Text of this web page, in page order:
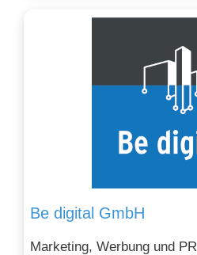
Be digital GmbH
Marketing, Werbung und PR